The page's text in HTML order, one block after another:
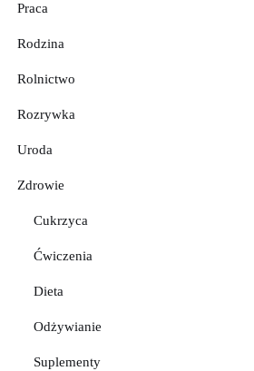
Praca
Rodzina
Rolnictwo
Rozrywka
Uroda
Zdrowie
Cukrzyca
Ćwiczenia
Dieta
Odżywianie
Suplementy